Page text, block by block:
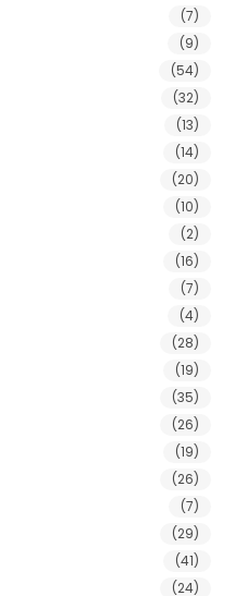
(7)
(9)
(54)
(32)
(13)
(14)
(20)
(10)
(2)
(16)
(7)
(4)
(28)
(19)
(35)
(26)
(19)
(26)
(7)
(29)
(41)
(24)